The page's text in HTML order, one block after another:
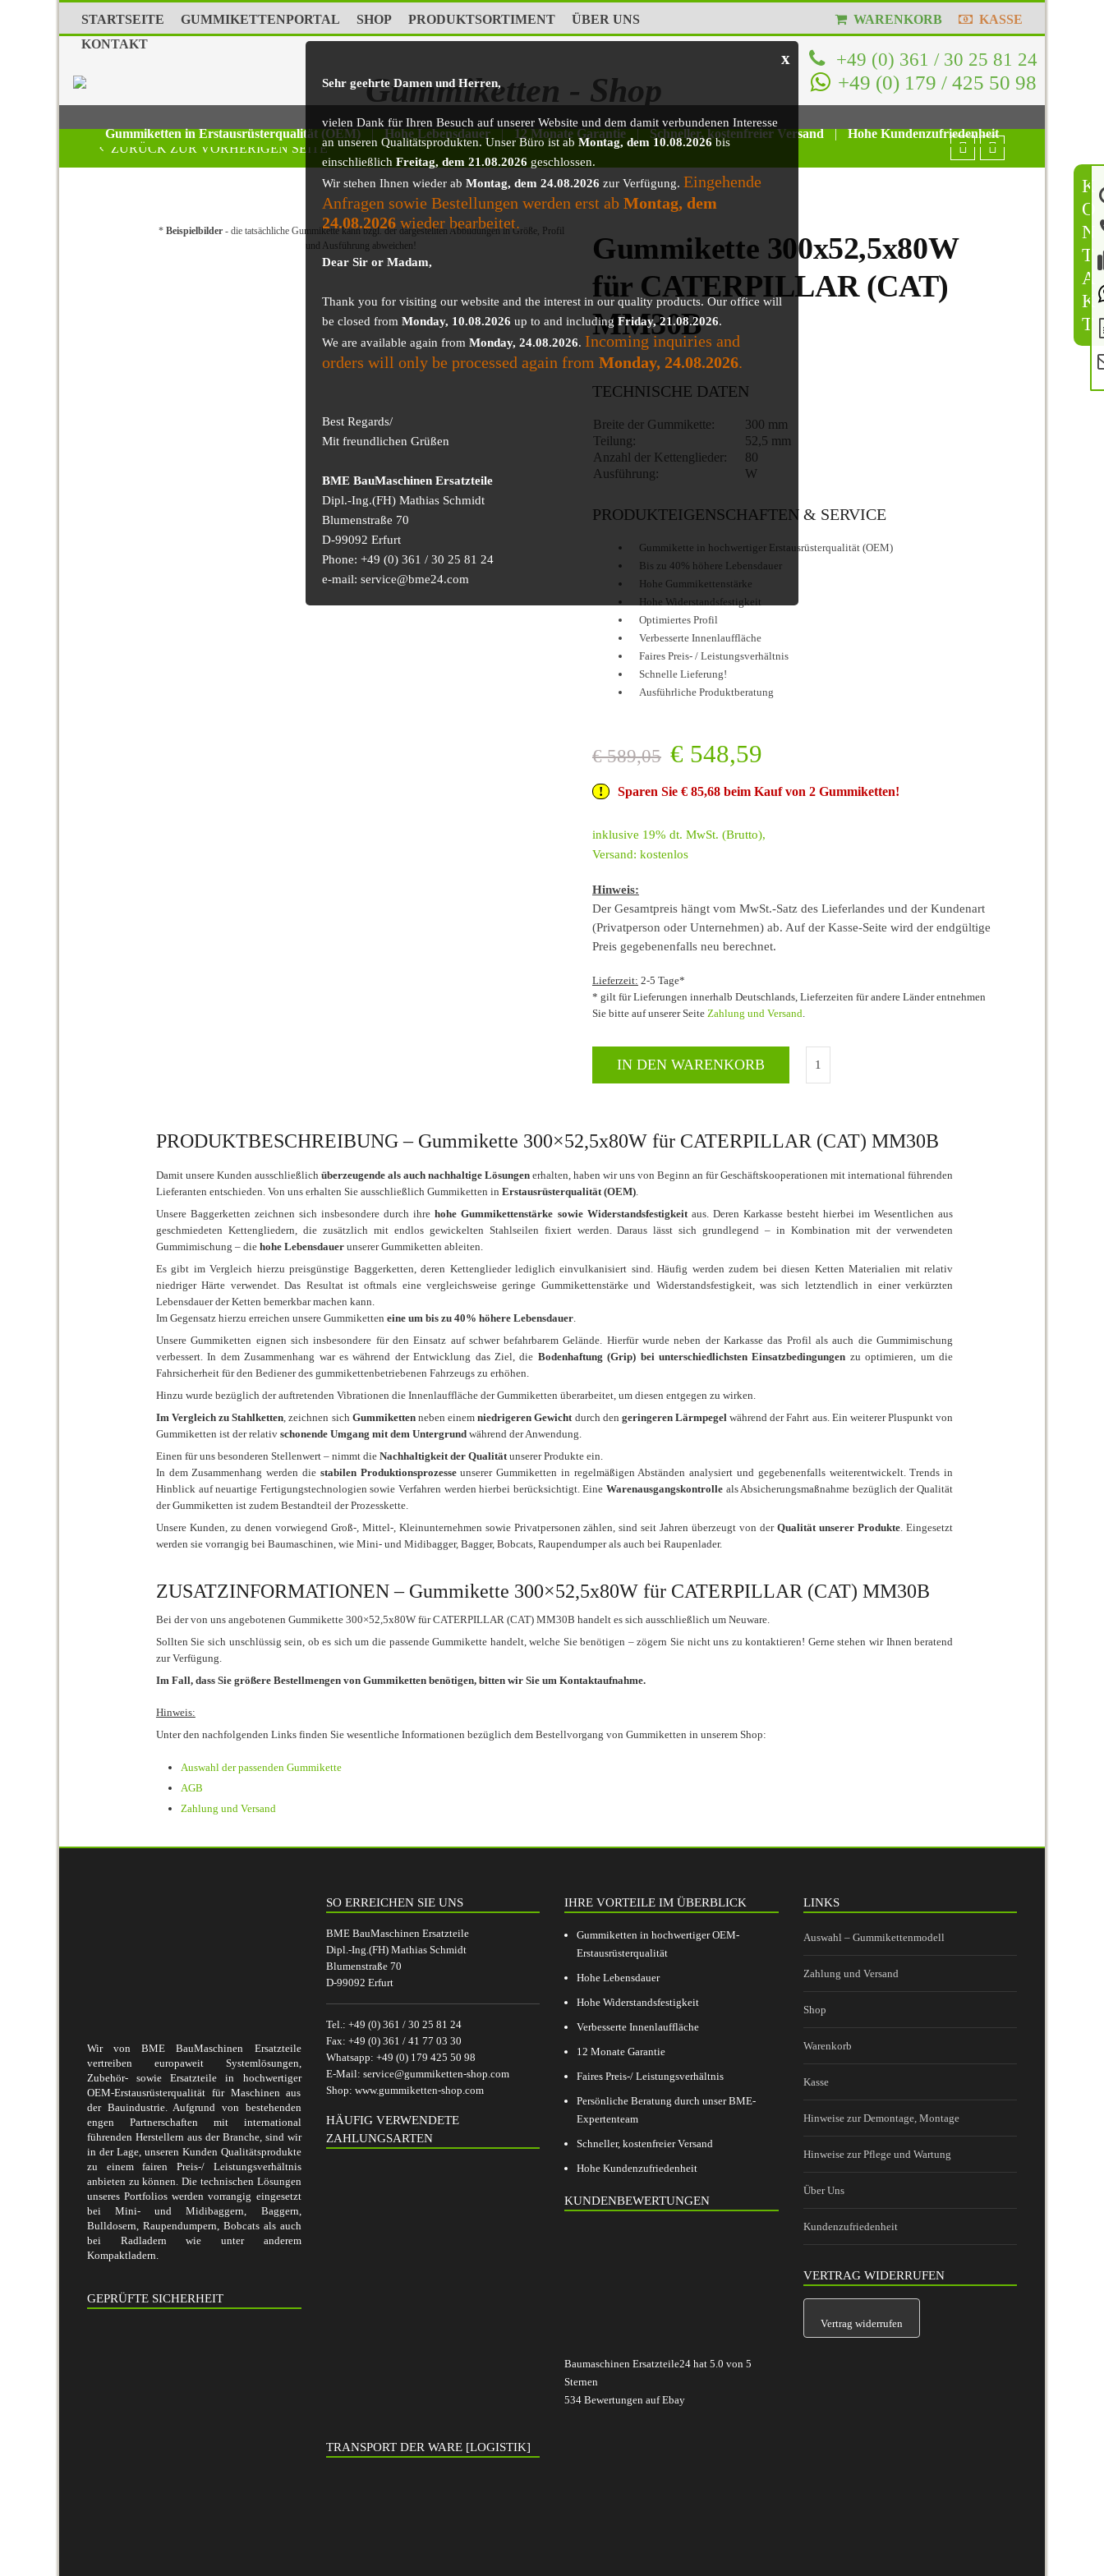
K
O
N
T
A
K
T
STARTSEITE GUMMIKETTENPORTAL SHOP PRODUKTSORTIMENT
ÜBER UNS
KONTAKT
WARENKORB KASSE
+49 (0) 361 / 30 25 81 24
+49 (0) 179 / 425 50 98
Gummiketten - Shop
x
Sehr geehrte Damen und Herren,
vielen Dank für Ihren Besuch auf unserer Website und dem damit verbundenen Interesse
an unseren Qualitätsprodukten. Unser Büro ist ab Montag, dem 10.08.2026bis
einschließlich Freitag, dem 21.08.2026 geschlossen.
Wir stehen Ihnen wieder ab Montag, dem 24.08.2026 zur Verfügung. Eingehende
Anfragen sowie Bestellungen werden erst ab Montag, dem
24.08.2026 wieder bearbeitet.
Dear Sir or Madam,
Thank you for visiting our website and the interest in our quality products. Our office will
be closed from Monday, 10.08.2026 up to and including Friday, 21.08.2026.
We are available again from Monday, 24.08.2026. Incoming inquiries and
orders will only be processed again from Monday, 24.08.2026.
Best Regards/
Mit freundlichen Grüßen
BME BauMaschinen Ersatzteile
Dipl.-Ing.(FH) Mathias Schmidt
Blumenstraße 70
D-99092 Erfurt
Phone: +49 (0) 361 / 30 25 81 24
e-mail: service@bme24.com
Gummiketten in Erstausrüsterqualität (OEM) | Hohe Lebensdauer | 12 Monate Garantie | Schneller, kostenfreier Versand |
Hohe Kundenzufriedenheit
ZURÜCK ZUR VORHERIGEN SEITE
* Beispielbilder- die tatsächliche Gummikette kann bzgl. der dargestellten Abbildungen in Größe, Profil
und Ausführung abweichen!
Gummikette 300x52,5x80W
für CATERPILLAR (CAT)
MM30B
TECHNISCHE DATEN
Breite der Gummikette:
300 mm
Teilung:
52,5 mm
Anzahl der Kettenglieder:
80
Ausführung:
W
PRODUKTEIGENSCHAFTEN & SERVICE
Gummikette in hochwertiger Erstausrüsterqualität (OEM)
Bis zu 40% höhere Lebensdauer
Hohe Gummikettenstärke
Hohe Widerstandsfestigkeit
Optimiertes Profil
Verbesserte Innenlauffläche
Faires Preis- / Leistungsverhältnis
Schnelle Lieferung!
Ausführliche Produktberatung
€589,05 € 548,59
Sparen Sie € 85,68 beim Kauf von 2 Gummiketten!
inklusive 19% dt. MwSt. (Brutto),
Versand: kostenlos
Hinweis:
Der Gesamtpreis hängt vom MwSt.-Satz des Lieferlandes und der Kundenart
(Privatperson oder Unternehmen) ab. Auf der Kasse-Seite wird der endgültige
Preis gegebenenfalls neu berechnet.
Lieferzeit: 2-5 Tage*
* gilt für Lieferungen innerhalb Deutschlands, Lieferzeiten für andere Länder entnehmen
Sie bitte auf unserer Seite Zahlung und Versand.
IN DEN WARENKORB
PRODUKTBESCHREIBUNG – Gummikette 300×52,5x80W für CATERPILLAR (CAT) MM30B
Damit unsere Kunden ausschließlich überzeugende als auch nachhaltige Lösungen erhalten, haben wir uns von Beginn an für Geschäftskooperationen mit international führenden
Lieferanten entschieden. Von uns erhalten Sie ausschließlich Gummiketten in Erstausrüsterqualität (OEM).
Unsere Baggerketten zeichnen sich insbesondere durch ihrehohe Gummikettenstärke sowie Widerstandsfestigkeitaus. Deren Karkasse besteht hierbei im Wesentlichen aus
geschmiedeten Kettengliedern, die zusätzlich mit endlos gewickelten Stahlseilen fixiert werden. Daraus lässt sich grundlegend – in Kombination mit der verwendeten
Gummimischung – die hohe Lebensdauerunserer Gummiketten ableiten.
Es gibt im Vergleich hierzu preisgünstige Baggerketten, deren Kettenglieder lediglich einvulkanisiert sind. Häufig werden zudem bei diesen Ketten Materialien mit relativ
niedriger Härte verwendet. Das Resultat ist oftmals eine vergleichsweise geringe Gummikettenstärke und Widerstandsfestigkeit, was sich letztendlich in einer verkürzten
Lebensdauer der Ketten bemerkbar machen kann.
Im Gegensatz hierzu erreichen unsere Gummiketten eine um bis zu 40% höhere Lebensdauer.
Unsere Gummiketten eignen sich insbesondere für den Einsatz auf schwer befahrbarem Gelände. Hierfür wurde neben der Karkasse das Profil als auch die Gummimischung
verbessert. In dem Zusammenhang war es während der Entwicklung das Ziel, die Bodenhaftung (Grip) bei unterschiedlichsten Einsatzbedingungen zu optimieren, um die
Fahrsicherheit für den Bediener des gummikettenbetriebenen Fahrzeugs zu erhöhen.
Hinzu wurde bezüglich der auftretenden Vibrationen die Innenlauffläche der Gummiketten überarbeitet, um diesen entgegen zu wirken.
Im Vergleich zu Stahlketten, zeichnen sich Gummikettenneben einemniedrigeren Gewichtdurch den geringeren Lärmpegelwährend der Fahrt aus. Ein weiterer Pluspunkt von
Gummiketten ist der relativ schonende Umgang mit dem Untergrundwährend der Anwendung.
Einen für uns besonderen Stellenwert – nimmt die Nachhaltigkeit der Qualitätunserer Produkte ein.
In dem Zusammenhang werden die stabilen Produktionsprozesseunserer Gummiketten in regelmäßigen Abständen analysiert und gegebenenfalls weiterentwickelt. Trends in
Hinblick auf neuartige Fertigungstechnologien sowie Verfahren werden hierbei berücksichtigt. EineWarenausgangskontrolle als Absicherungsmaßnahme bezüglich der Qualität
der Gummiketten ist zudem Bestandteil der Prozesskette.
Unsere Kunden, zu denen vorwiegend Groß-, Mittel-, Kleinunternehmen sowie Privatpersonen zählen, sind seit Jahren überzeugt von derQualität unserer Produkte. Eingesetzt
werden sie vorrangig bei Baumaschinen, wie Mini- und Midibagger, Bagger, Bobcats, Raupendumper als auch bei Raupenlader.
ZUSATZINFORMATIONEN – Gummikette 300×52,5x80W für CATERPILLAR (CAT) MM30B
Bei der von uns angebotenen Gummikette 300×52,5x80W für CATERPILLAR (CAT) MM30B handelt es sich ausschließlich um Neuware.
Sollten Sie sich unschlüssig sein, ob es sich um die passende Gummikette handelt, welche Sie benötigen – zögern Sie nicht uns zu kontaktieren! Gerne stehen wir Ihnen beratend
zur Verfügung.
Im Fall, dass Sie größere Bestellmengen von Gummiketten benötigen, bitten wir Sie um Kontaktaufnahme.
Hinweis:
Unter den nachfolgenden Links finden Sie wesentliche Informationen bezüglich dem Bestellvorgang von Gummiketten in unserem Shop:
Auswahl der passenden Gummikette
AGB
Zahlung und Versand
Wir von BME BauMaschinen Ersatzteile
vertreiben europaweit Systemlösungen,
Zubehör- sowie Ersatzteile in hochwertiger
OEM-Erstausrüsterqualität für Maschinen aus
der Bauindustrie. Aufgrund von bestehenden
engen Partnerschaften mit international
führenden Herstellern aus der Branche, sind wir
in der Lage, unseren Kunden Qualitätsprodukte
zu einem fairen Preis-/ Leistungsverhältnis
anbieten zu können. Die technischen Lösungen
unseres Portfolios werden vorrangig eingesetzt
bei Mini- und Midibaggern, Baggern,
Bulldosern, Raupendumpern, Bobcats als auch
bei Radladern wie unter anderem
Kompaktladern.
GEPRÜFTE SICHERHEIT
SO ERREICHEN SIE UNS
BME BauMaschinen Ersatzteile
Dipl.-Ing.(FH) Mathias Schmidt
Blumenstraße 70
D-99092 Erfurt
Tel.: +49 (0) 361 / 30 25 81 24
Fax: +49 (0) 361 / 41 77 03 30
Whatsapp: +49 (0) 179 425 50 98
E-Mail: service@gummiketten-shop.com
Shop: www.gummiketten-shop.com
HÄUFIG VERWENDETE
ZAHLUNGSARTEN
TRANSPORT DER WARE [LOGISTIK]
IHRE VORTEILE IM ÜBERBLICK
Gummiketten in hochwertiger OEM-
Erstausrüsterqualität
Hohe Lebensdauer
Hohe Widerstandsfestigkeit
Verbesserte Innenlauffläche
12 Monate Garantie
Faires Preis-/ Leistungsverhältnis
Persönliche Beratung durch unser BME-
Expertenteam
Schneller, kostenfreier Versand
Hohe Kundenzufriedenheit
KUNDENBEWERTUNGEN
Baumaschinen Ersatzteile24 hat 5.0 von 5
Sternen
534 Bewertungen auf Ebay
LINKS
Auswahl – Gummikettenmodell
Zahlung und Versand
Shop
Warenkorb
Kasse
Hinweise zur Demontage, Montage
Hinweise zur Pflege und Wartung
Über Uns
Kundenzufriedenheit
VERTRAG WIDERRUFEN
Vertrag widerrufen